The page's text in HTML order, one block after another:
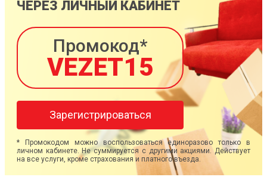
ЧЕРЕЗ ЛИЧНЫЙ КАБИНЕТ
Промокод*
VEZET15
Зарегистрироваться
* Промокодом можно воспользоваться единоразово только в
личном кабинете. Не суммируется с другими акциями. Действует
на все услуги, кроме страхования и платного въезда.